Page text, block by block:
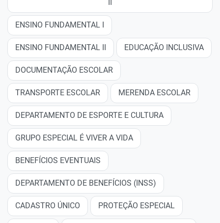
ENSINO FUNDAMENTAL I
ENSINO FUNDAMENTAL II EDUCAÇÃO INCLUSIVA
DOCUMENTAÇÃO ESCOLAR
TRANSPORTE ESCOLAR MERENDA ESCOLAR
DEPARTAMENTO DE ESPORTE E CULTURA
GRUPO ESPECIAL É VIVER A VIDA
BENEFÍCIOS EVENTUAIS
DEPARTAMENTO DE BENEFÍCIOS (INSS)
CADASTRO ÚNICO PROTEÇÃO ESPECIAL